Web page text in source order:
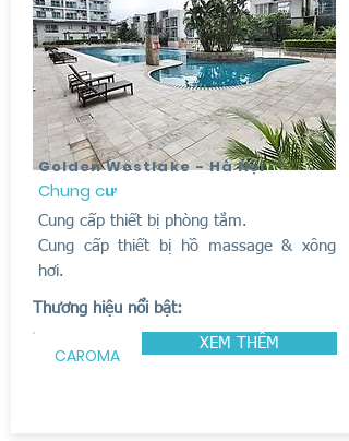
Golden Westlake - Hà Nội
Chung cư
Cung cấp thiết bị phòng tắm.
Cung cấp thiết bị hồ massage & xông
hơi.
Thương hiệu nổi bật:
CAROMA
XEM THÊM